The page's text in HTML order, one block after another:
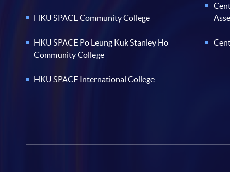
HKU SPACE Community College
HKU SPACE Po Leung Kuk Stanley Ho
Community College
HKU SPACE International College